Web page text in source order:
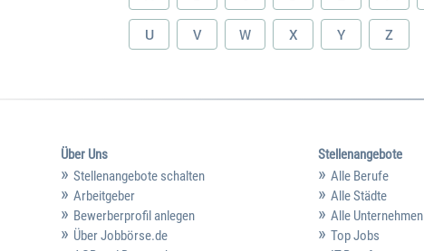
U V W X Y Z
Über Uns
Stellenangebote schalten
Arbeitgeber
Bewerberprofil anlegen
Über Jobbörse.de
Stellenangebote
Alle Berufe
Alle Städte
Alle Unternehmen
Top Jobs